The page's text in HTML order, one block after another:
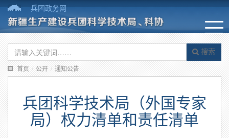
兵团政务网
搜索
首页 / 公开 / 通知公告
兵团科学技术局（外国专家
局）权力清单和责任清单